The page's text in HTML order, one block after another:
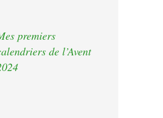
premiers
de l’Avent